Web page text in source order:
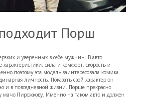
Порш
и уверенных в себе мужчин. В авто
сила и комфорт, скорость и
поэтому эта модель заинтересовала комика.
личность. Показать свой характер он
и в повседневной жизни. Порше прекрасно
мачо Пирожкову. Именно на таком авто и должен